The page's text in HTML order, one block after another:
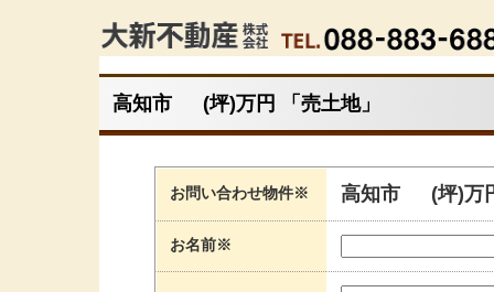
高知市 (坪)万円 「売土地」
お問い合わせ物件※ 高知市 (坪)万
お名前※